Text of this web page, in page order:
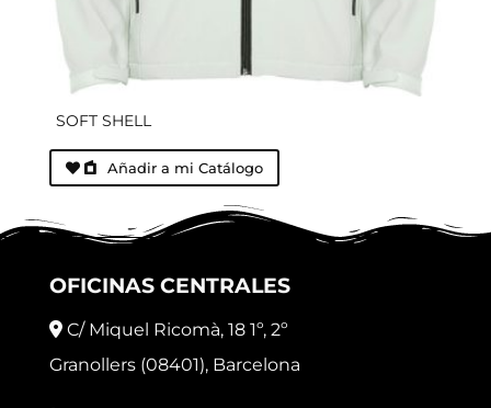
SOFT SHELL
Añadir a mi Catálogo
OFICINAS CENTRALES
C/ Miquel Ricomà, 18 1º, 2º
Granollers (08401), Barcelona